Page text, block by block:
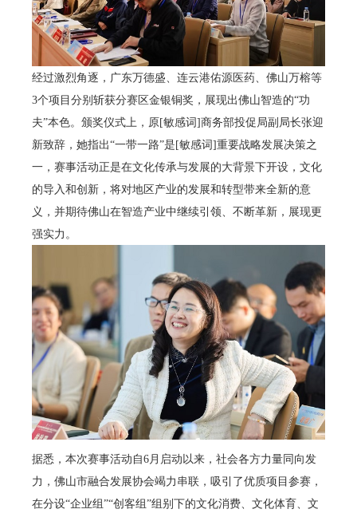
经过激烈角逐，广东万德盛、连云港佑源医药、佛山万榕等
3个项目分别斩获分赛区金银铜奖，展现出佛山智造的“功
夫”本色。颁奖仪式上，原[敏感词]商务部投促局副局长张迎
新致辞，她指出“一带一路”是[敏感词]重要战略发展决策之
一，赛事活动正是在文化传承与发展的大背景下开设，文化
的导入和创新，将对地区产业的发展和转型带来全新的意
义，并期待佛山在智造产业中继续引领、不断革新，展现更
强实力。
据悉，本次赛事活动自6月启动以来，社会各方力量同向发
力，佛山市融合发展协会竭力串联，吸引了优质项目参赛，
在分设“企业组”“创客组”组别下的文化消费、文化体育、文